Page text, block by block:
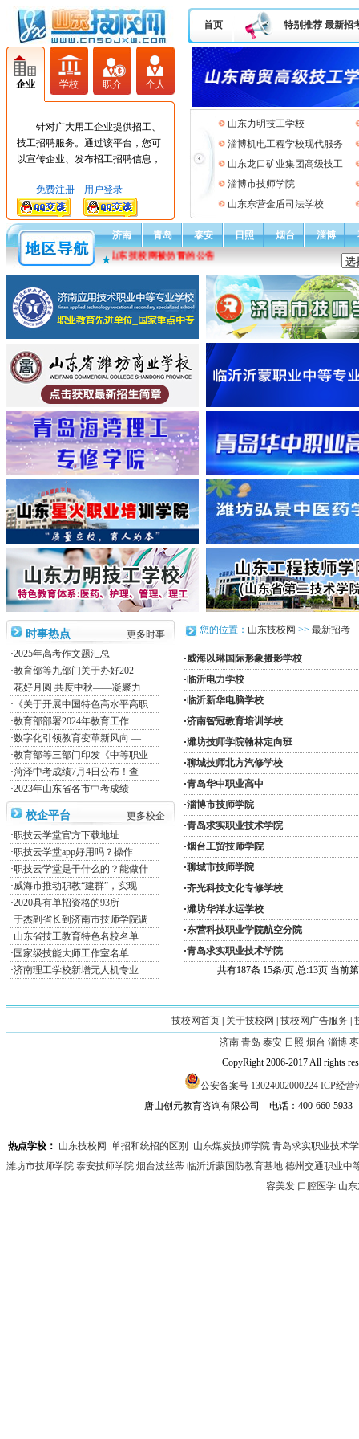
首页 特别推荐 最新招
企业 学校 职介 个人
针对广大用工企业提供招工、
技工招聘服务。通过该平台，您可
以宣传企业、发布招工招聘信息，
免费注册
用户登录
山东力明技工学校
淄博机电工程学校现代服务
山东龙口矿业集团高级技工
淄博市技师学院
山东东营金盾司法学校
济南 青岛 泰安 日照 烟台 淄博
★
通告：关于山东技校网被仿冒的公告
时事热点
更多时事
·2025年高考作文题汇总
·教育部等九部门关于办好202
·花好月圆 共度中秋——凝聚力
· 《关于开展中国特色高水平高职
·教育部部署2024年教育工作
·数字化引领教育变革新风向 —
·教育部等三部门印发《中等职业
·菏泽中考成绩7月4日公布！查
·2023年山东省各市中考成绩
校企平台
更多校企
·职技云学堂官方下载地址
·职技云学堂app好用吗？操作
·职技云学堂是干什么的？能做什
·威海市推动职教“建群”，实现
·2020具有单招资格的93所
·于杰副省长到济南市技师学院调
·山东省技工教育特色名校名单
· 国家级技能大师工作室名单
·济南理工学校新增无人机专业
您的位置： 山东技校网 >> 最新招考
·威海以琳国际形象摄影学校
·临沂电力学校
·临沂新华电脑学校
·济南智冠教育培训学校
·潍坊技师学院翰林定向班
·聊城技师北方汽修学校
·青岛华中职业高中
·淄博市技师学院
·青岛求实职业技术学院
·烟台工贸技师学院
·聊城市技师学院
·齐光科技文化专修学校
·潍坊华洋水运学校
·东营科技职业学院航空分院
·青岛求实职业技术学院
共有187条 15条/页 总:13页 当前
技校网首页 | 关于技校网 |技校网广告服务 |
济南 青岛 泰安 日照 烟台 淄博
CopyRight 2006-2017 All rights
公安备案号 13024002000224 ICP经营
唐山创元教育咨询有限公司 电话：400-660-
热点学校： 山东技校网 单招和统招的区别 山东煤炭技师学院 青岛求实职业技术
潍坊市技师学院 泰安技师学院 烟台波丝蒂 临沂沂蒙国防教育基地 德州交通职业中
容美发 口腔医学 山